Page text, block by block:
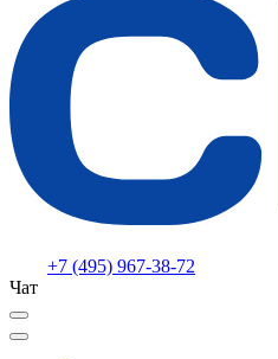
+7 (495) 967-38-72
Чат